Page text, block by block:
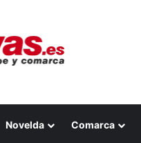
Novelda Comarca